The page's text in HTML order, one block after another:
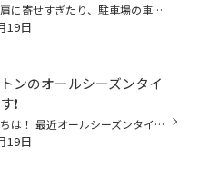
クルマを路肩に寄せすぎたり、駐車場の車止めにぶつけたりして、 お気に入りのホイールを傷つけてしまったという経験は、多くの方がお持ちなのではないでしょうか。 とっても残念な気持ちになりますが、そんなときタイヤも気にかけていらっしゃいますか？ また、タイヤの“見える側”にはワックスをき...
19日
ンのオールシーズンタイ
❗️
皆様こんにちは！ 最近オールシーズンタイヤという言葉を よく耳にすることがあるのではないでしょうか？ お問い合わせも年々と増えている状況です。 実はブリヂストンにも オールシーズンタイヤがあるんです❗️ その名も「マルチウェザー2」❗️ しかもこの秋に2にモデルチェンジしたばかりの 新商...
19日